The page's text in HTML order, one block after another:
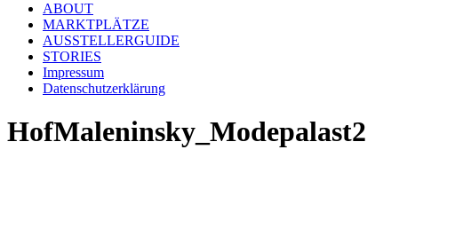
ABOUT
MARKTPLÄTZE
AUSSTELLERGUIDE
STORIES
Impressum
Datenschutzerklärung
HofMaleninsky_Modepalast2